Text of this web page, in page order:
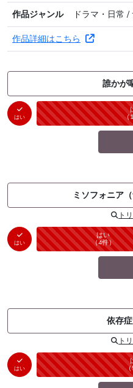
作品ジャンル
ドラマ・日常 /
作品詳細はこちら
誰かが
はい
（
ミソフォニア
ト
はい
はい
（4件）
依存
ト
はい
（